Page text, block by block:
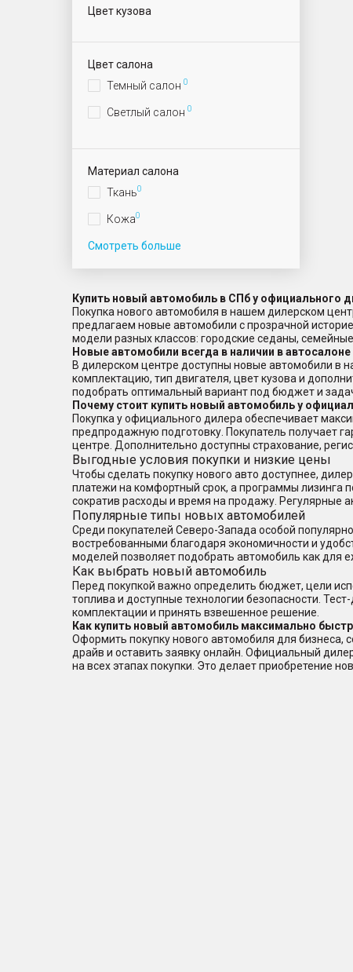
Цвет кузова
Цвет салона
Темный салон 0
Светлый салон 0
Материал салона
Ткань0
Кожа0
Смотреть больше
Купить новый автомобиль в СПб у официального
Покупка нового автомобиля в нашем дилерском
предлагаем новые автомобили с прозрачной
модели разных классов: городские седаны,
Новые автомобили всегда в наличии в автосалоне
В дилерском центре доступны новые автомобили в
комплектацию, тип двигателя, цвет кузова и
подобрать оптимальный вариант под бюджет и
Почему стоит купить новый автомобиль у
Покупка у официального дилера обеспечивает
предпродажную подготовку. Покупатель получает
центре. Дополнительно доступны страхование,
Выгодные условия покупки и низкие цены
Чтобы сделать покупку нового авто доступнее,
платежи на комфортный срок, а программы лизинга
сократив расходы и время на продажу. Регулярные
Популярные типы новых автомобилей
Среди покупателей Северо-Запада особой
востребованными благодаря экономичности и
моделей позволяет подобрать автомобиль как для
Как выбрать новый автомобиль
Перед покупкой важно определить бюджет, цели
топлива и доступные технологии безопасности.
комплектации и принять взвешенное решение.
Как купить новый автомобиль максимально
Оформить покупку нового автомобиля для бизнеса,
драйв и оставить заявку онлайн. Официальный
на всех этапах покупки. Это делает приобретение